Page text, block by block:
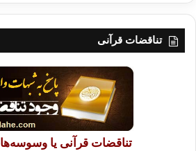
تو وه ک خوت بيت، من بگوريم!!
تناقضات قرآنی
تناقضات قرآنی یا